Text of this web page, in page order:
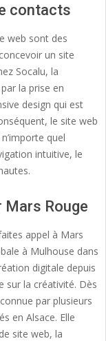
contacts
web sont des
un site
Socalu, la
la prise en
design qui est
le site web
quel
intuitive, le
Mars Rouge
appel à Mars
à Mulhouse dans
digitale depuis
sur la créativité. Dès
par plusieurs
en Alsace. Elle
site web, la